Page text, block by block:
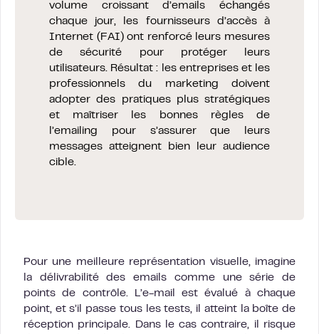
volume croissant d’emails échangés
chaque jour, les fournisseurs d’accès à
Internet (FAI) ont renforcé leurs mesures
de sécurité pour protéger leurs
utilisateurs. Résultat : les entreprises et les
professionnels du marketing doivent
adopter des pratiques plus stratégiques
et maîtriser les bonnes règles de
l’emailing pour s’assurer que leurs
messages atteignent bien leur audience
cible.
Pour une meilleure représentation visuelle, imagine
la délivrabilité des emails comme une série de
points de contrôle. L’e-mail est évalué à chaque
point, et s’il passe tous les tests, il atteint la boîte de
réception principale. Dans le cas contraire, il risque